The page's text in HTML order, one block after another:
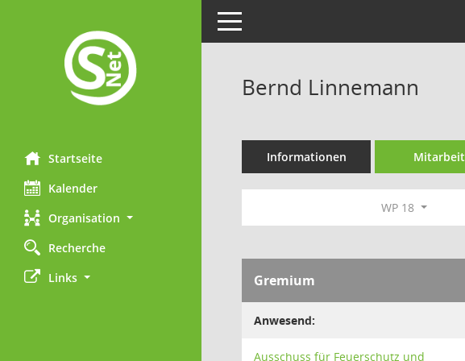
Startseite
Kalender
Organisation
Recherche
Links
Toggle navigation
Bernd Linnemann
Informationen Mitarbeit
WP 18
Gremium
Anwesend:
Ausschuss für Feuerschutz und